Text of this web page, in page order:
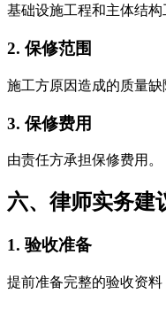
基础设施工程和主体结
2. 保修范围
施工方原因造成的质量缺
3. 保修费用
由责任方承担保修费用。
六、律师实务建
1. 验收准备
提前准备完整的验收资料